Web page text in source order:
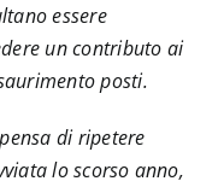
essere
un contributo ai
posti.
di ripetere
lo scorso anno,